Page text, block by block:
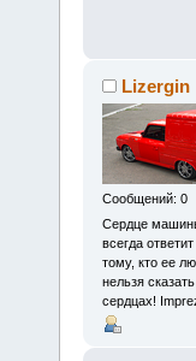
Lizergin
Сообщений: 0
Сердце
всегда
тому, кто ее
нельзя
сердцах!